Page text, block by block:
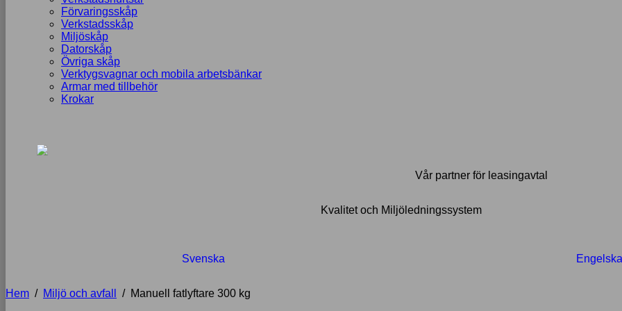
Förvaringsskåp
Verkstadsskåp
Miljöskåp
Datorskåp
Övriga skåp
Verktygsvagnar och mobila arbetsbänkar
Armar med tillbehör
Krokar
Vår partner för leasingavtal
Kvalitet och Miljöledningssystem
Svenska Engelska
Hem / Miljö och avfall / Manuell fatlyftare 300 kg